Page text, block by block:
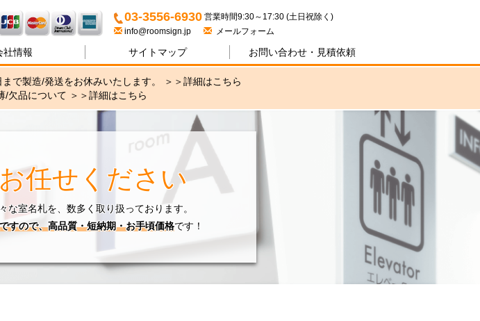
専門店ブリッジワン
03-3556-6930
営業時間9:30～17:30 (土日祝除く)
info@roomsign.jp
メールフォーム
社情報 サイトマップ お問い合わせ・ 見積依頼
で製造/発送をお休みいたします。 ＞＞詳細はこちら
中東情勢の影響における品薄/欠品について ＞＞詳細はこちら
任せください
な室名札を、数多く取り扱っております。
すので、高品質・短納期・お手頃価格です！